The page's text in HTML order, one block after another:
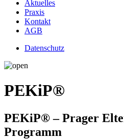
Aktuelles
Praxis
Kontakt
AGB
Datenschutz
PEKiP®
PEKiP® – Prager
Programm